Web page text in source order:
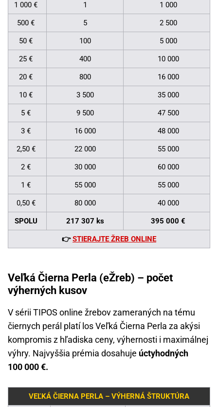
1 000 € 1 1 000
500 € 5 2 500
50 € 100 5 000
25 € 400 10 000
20 € 800 16 000
10 € 3 500 35 000
5 € 9 500 47 500
3 € 16 000 48 000
2,50 € 22 000 55 000
2 € 30 000 60 000
1 € 55 000 55 000
0,50 € 80 000 40 000
SPOLU 217 307 ks 395 000 €
👉STIERAJTE ŽREB ONLINE
Veľká Čierna Perla (eŽreb) – počet
výherných kusov
V sérii TIPOS online žrebov zameraných na tému
čiernych perál platí los Veľká Čierna Perla za akýsi
kompromis z hľadiska ceny, výhernosti i maximálnej
výhry. Najvyššia prémia dosahuje úctyhodných
100 000 €.
VEĽKÁ ČIERNA PERLA – VÝHERNÁ ŠTRUKTÚRA